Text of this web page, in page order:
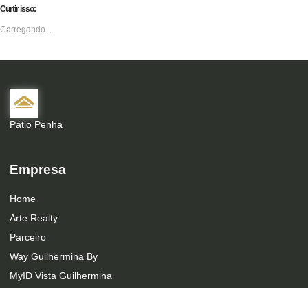
Curtir isso:
Carregando...
Pátio Penha
Empresa
Home
Arte Realty
Parceiro
Way Guilhermina By
MyID Vista Guilhermina